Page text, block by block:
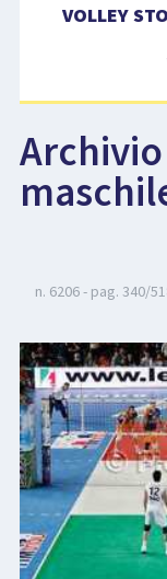
VOLLEY
n. 6206 - pag. 340/